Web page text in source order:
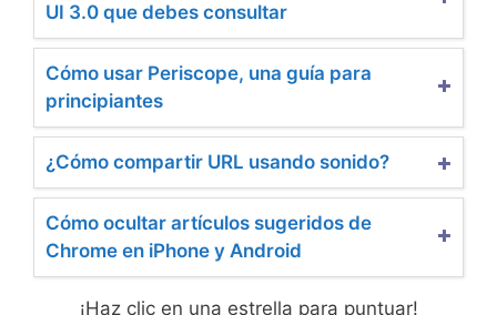
UI 3.0 que debes consultar
Cómo usar Periscope, una guía para
principiantes
¿Cómo compartir URL usando sonido?
Cómo ocultar artículos sugeridos de
Chrome en iPhone y Android
¡Haz clic en una estrella para puntuar!